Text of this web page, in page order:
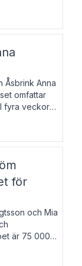
Eric
Åsbrink Anna
omfattar
fyra veckors
för
och Mia
är 75 000
är författare